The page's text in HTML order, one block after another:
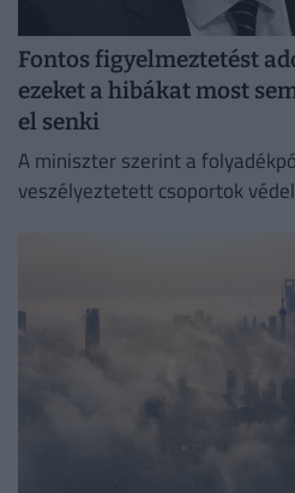
Fontos figyelmeztetést
ezeket a hibákat most
el senki
A miniszter szerint a
veszélyeztetett csoportok